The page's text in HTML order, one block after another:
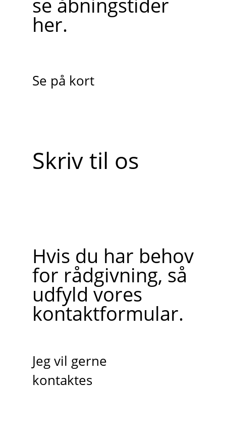
se åbningstider
her.
Se på kort
Skriv til os
Hvis du har behov
for rådgivning, så
udfyld vores
kontaktformular.
Jeg vil gerne
kontaktes